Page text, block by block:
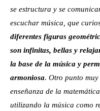
se estructura y se
escuchar música, que
diferentes figuras
son infinitas, bellas y
la base de la música y
armoniosa. Otro punto
enseñanza de la
utilizando la música como